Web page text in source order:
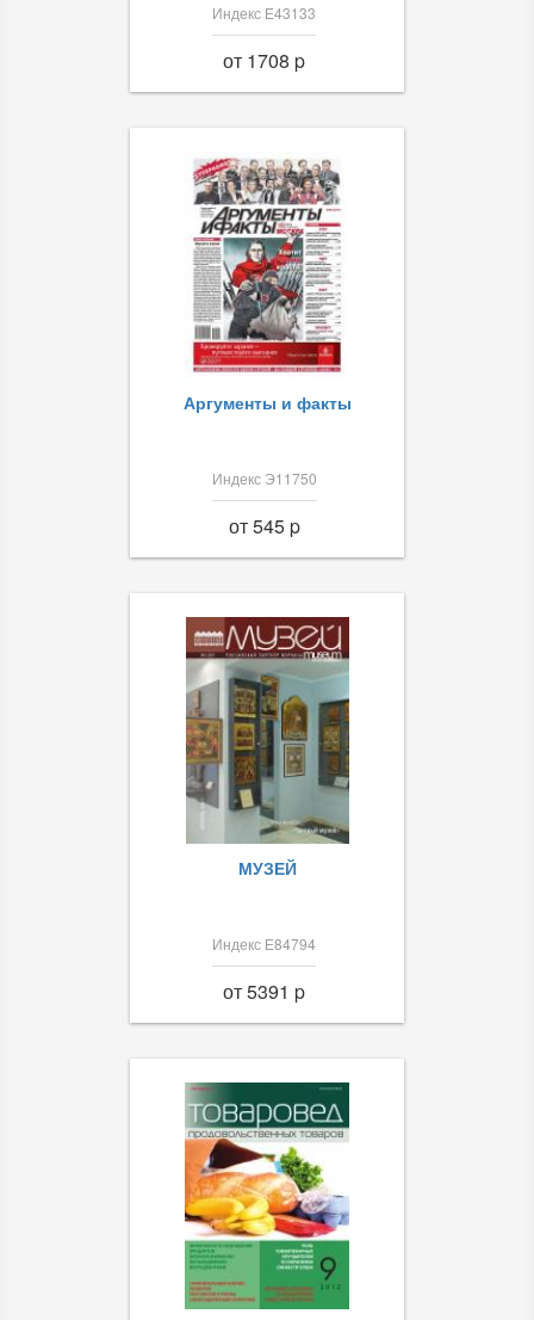
Индекс Е43133
от 1708 p
Аргументы и факты
Индекс Э11750
от 545 p
МУЗЕЙ
Индекс Е84794
от 5391 p